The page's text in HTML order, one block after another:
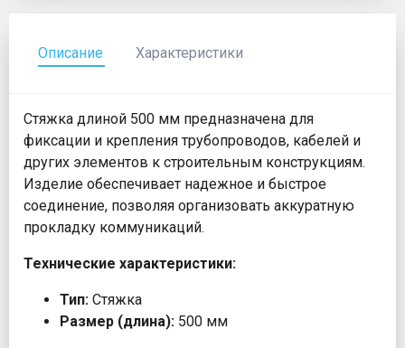
Описание Характеристики
Стяжка длиной 500 мм предназначена для
фиксации и крепления трубопроводов, кабелей и
других элементов к строительным конструкциям.
Изделие обеспечивает надежное и быстрое
соединение, позволяя организовать аккуратную
прокладку коммуникаций.
Технические характеристики:
Тип: Стяжка
Размер (длина): 500 мм